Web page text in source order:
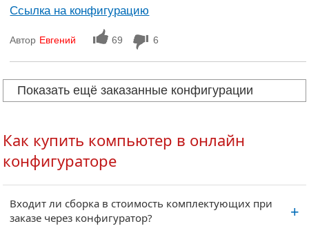
Ссылка на конфигурацию
Автор Евгений 69 6
Показать ещё заказанные конфигурации
Как купить компьютер в онлайн
конфигураторе
Входит ли сборка в стоимость комплектующих при
заказе через конфигуратор?